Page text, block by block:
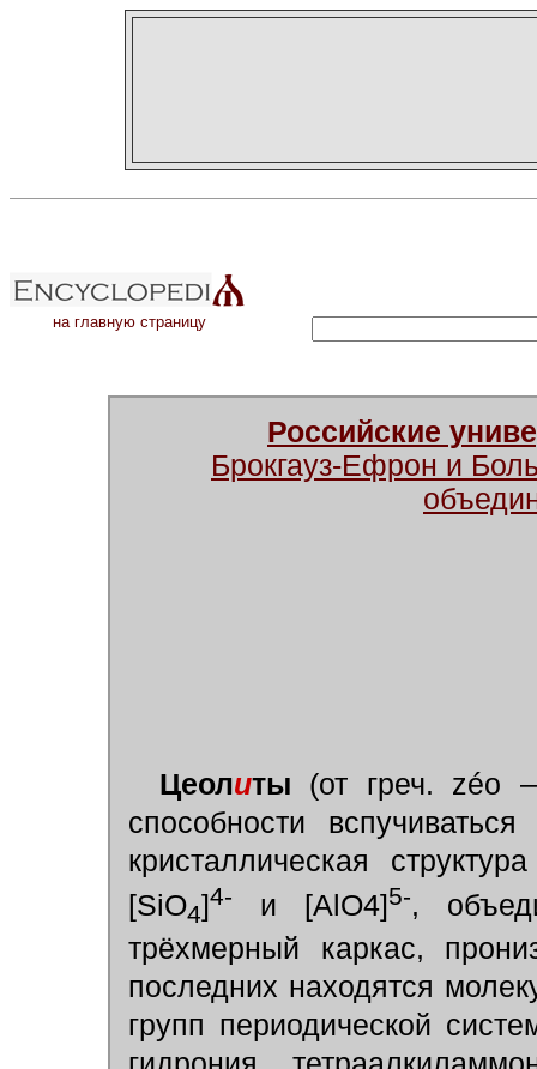
на главную страницу
Российские
Брокгауз-Ефрон и
Цеолиты (от греч. zéo
способности
кристаллическая
[SiO4]4- и [AlO4] 5-,
трёхмерный каркас,
последних находятся
групп периодической